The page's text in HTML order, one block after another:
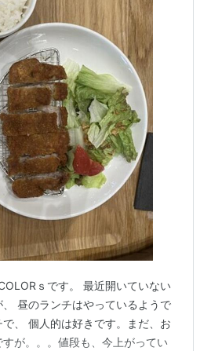
ず】
ルとして2006年11月8日に
売された。
アス 反逆のルルーシュ』前期
・KEIGO HAYASHI / 作曲：
編曲：FLOW&KOICHI TSUTAYA
ーティスト:FLOW,Kohshi
TSUTAYA
版社/メーカー: キューンミュージッ
ｓです。 最近開いていない
昼のランチはやっているようで
、 個人的は好きです。まだ、お
が。。。値段も、今上がってい